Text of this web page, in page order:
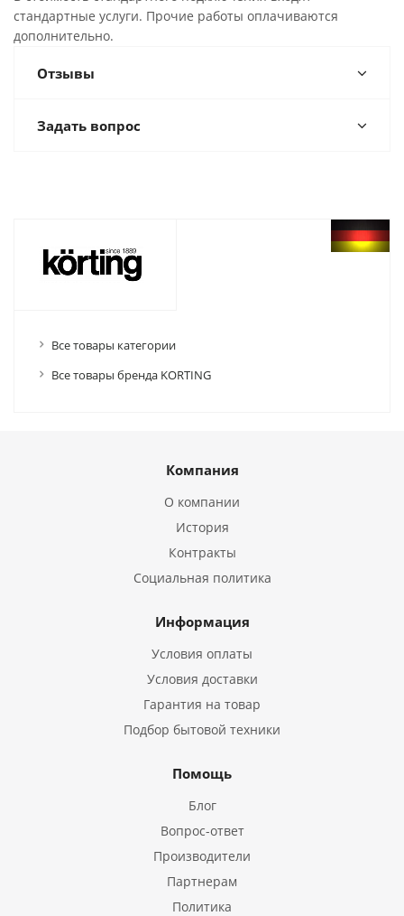
стандартные услуги. Прочие работы оплачиваются
дополнительно.
Отзывы
Задать вопрос
Все товары категории
Все товары бренда KORTING
Компания
О компании
История
Контракты
Социальная политика
Информация
Условия оплаты
Условия доставки
Гарантия на товар
Подбор бытовой техники
Помощь
Блог
Вопрос-ответ
Производители
Партнерам
Политика